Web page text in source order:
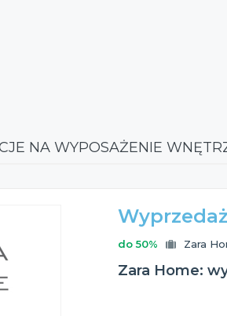
NA WYPOSAŻENIE
do 50% Zara
Zara Home: